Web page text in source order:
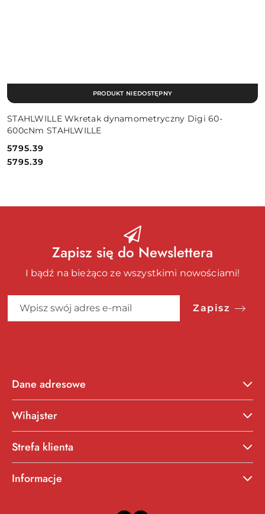
STAHLWILLE Wkretak dynamometryczny Digi 60-
600cNm STAHLWILLE
Cena:
5795.39
Cena:
5795.39
PRODUKT NIEDOSTĘPNY
Zapisz się do Newslettera
I bądź na bieżąco ze wszystkimi nowościami!
Zapisz
Dane adresowe
Wihajster
Strefa klienta
Informacje